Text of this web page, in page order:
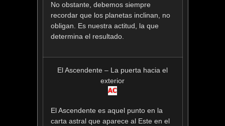
No obstante, debemos siempre
recordar que los planetas inclinan, no
obligan. Es nuestra actitud, la que
determina el resultado.
El Ascendente – La puerta hacia el
exterior
El Ascendente es aquel punto en la
carta astral que aparece al Este en el